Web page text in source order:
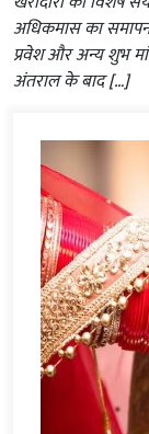
अधिकमास का
प्रवेश और अन्य शुभ
अंतराल के बाद […]